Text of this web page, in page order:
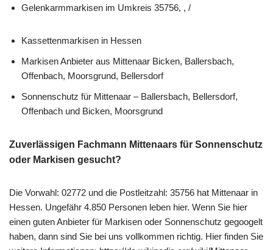
Gelenkarmmarkisen im Umkreis 35756, , /
Kassettenmarkisen in Hessen
Markisen Anbieter aus Mittenaar Bicken, Ballersbach,
Offenbach, Moorsgrund, Bellersdorf
Sonnenschutz für Mittenaar – Ballersbach, Bellersdorf,
Offenbach und Bicken, Moorsgrund
Zuverlässigen Fachmann Mittenaars für Sonnenschutz
oder Markisen gesucht?
Die Vorwahl: 02772 und die Postleitzahl: 35756 hat Mittenaar in
Hessen. Ungefähr 4.850 Personen leben hier. Wenn Sie hier
einen guten Anbieter für Markisen oder Sonnenschutz gegoogelt
haben, dann sind Sie bei uns vollkommen richtig. Hier finden Sie